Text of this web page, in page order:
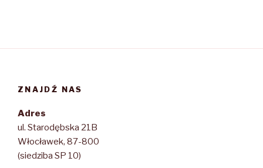
ZNAJDŹ NAS
Adres
ul. Starodębska 21B
Włocławek, 87-800
(siedziba SP 10)